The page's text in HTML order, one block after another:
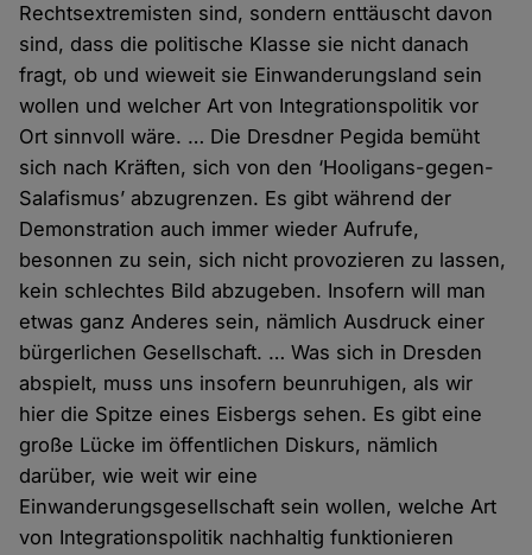
Rechtsextremisten sind, sondern enttäuscht davon
sind, dass die politische Klasse sie nicht danach
fragt, ob und wieweit sie Einwanderungsland sein
wollen und welcher Art von Integrationspolitik vor
Ort sinnvoll wäre. … Die Dresdner Pegida bemüht
sich nach Kräften, sich von den ‘Hooligans-gegen-
Salafismus’ abzugrenzen. Es gibt während der
Demonstration auch immer wieder Aufrufe,
besonnen zu sein, sich nicht provozieren zu lassen,
kein schlechtes Bild abzugeben. Insofern will man
etwas ganz Anderes sein, nämlich Ausdruck einer
bürgerlichen Gesellschaft. … Was sich in Dresden
abspielt, muss uns insofern beunruhigen, als wir
hier die Spitze eines Eisbergs sehen. Es gibt eine
große Lücke im öffentlichen Diskurs, nämlich
darüber, wie weit wir eine
Einwanderungsgesellschaft sein wollen, welche Art
von Integrationspolitik nachhaltig funktionieren